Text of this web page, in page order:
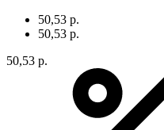
50,53 р.
50,53 р.
50,53 р.